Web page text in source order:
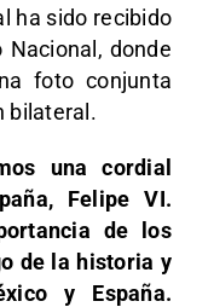
ha sido recibido
Nacional, donde
foto conjunta
bilateral.
una cordial
Felipe VI.
de los
de la historia y
y España.